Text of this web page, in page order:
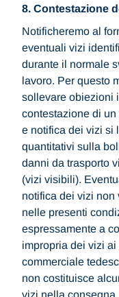
8. Contestazione
Notificheremo al
eventuali vizi
durante il normale
lavoro. Per questo
sollevare obiezioni
contestazione di
e notifica dei vizi si
quantitativi sulla
danni da trasporto
(vizi visibili).
notifica dei vizi
nelle presenti
espressamente a
impropria dei vizi
commerciale
non costituisce